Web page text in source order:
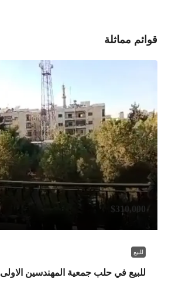
قوائم مماثلة
$310,000
للبيع
للبيع في حلب جمعية المهندسين الاولى